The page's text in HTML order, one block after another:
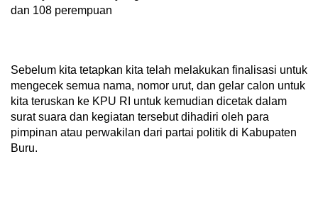
dan 108 perempuan
Sebelum kita tetapkan kita telah melakukan finalisasi untuk
mengecek semua nama, nomor urut, dan gelar calon untuk
kita teruskan ke KPU RI untuk kemudian dicetak dalam
surat suara dan kegiatan tersebut dihadiri oleh para
pimpinan atau perwakilan dari partai politik di Kabupaten
Buru.